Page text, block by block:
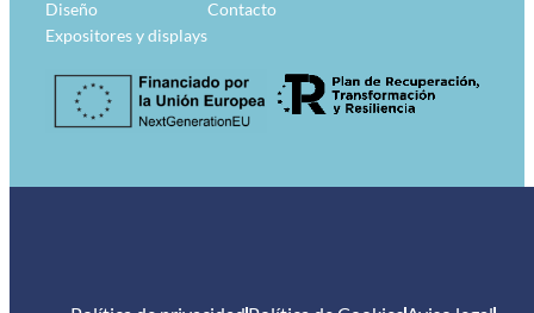
Diseño
Expositores y displays
Contacto